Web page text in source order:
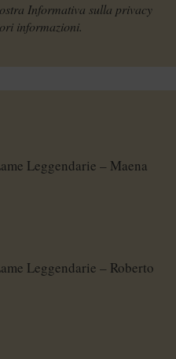
Informativa sulla privacy
informazioni.
Leggendarie – Maena
Leggendarie – Roberto